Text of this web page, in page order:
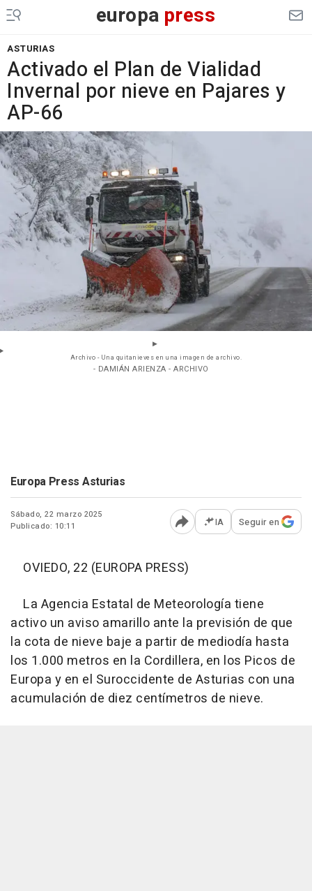
europa press
ASTURIAS
Activado el Plan de Vialidad
Invernal por nieve en Pajares y
AP-66
Archivo - Una quitanieves en una imagen de archivo.
- DAMIÁN ARIENZA - ARCHIVO
Europa Press Asturias
Sábado, 22 marzo 2025
Publicado: 10:11
Abrir opciones para
IA Seguir en
OVIEDO, 22 (EUROPA PRESS)
La Agencia Estatal de Meteorología tiene
activo un aviso amarillo ante la previsión de que
la cota de nieve baje a partir de mediodía hasta
los 1.000 metros en la Cordillera, en los Picos de
Europa y en el Suroccidente de Asturias con una
acumulación de diez centímetros de nieve.